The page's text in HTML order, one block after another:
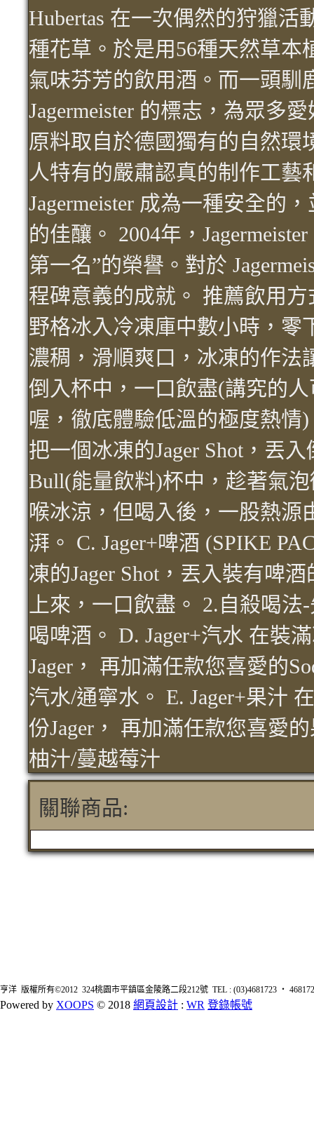
Hubertas 在一次偶然的狩獵
種花草。於是用56種天然草本
氣味芬芳的飲用酒。而一頭馴
Jagermeister 的標志，為眾多
原料取自於德國獨有的自然環
人特有的嚴肅認真的制作工藝
Jagermeister 成為一種安全的
的佳釀。 2004年，
第一名”的榮譽。對於
程碑意義的成就。 推薦飲用
野格冰入冷凍庫中數小時，
濃稠，滑順爽口，冰凍的作法
倒入杯中，一口飲盡(講究的
喔，徹底體驗低溫的極度熱情)
把一個冰凍的Jager Shot，丟
Bull(能量飲料)杯中，趁著氣
喉冰涼，但喝入後，一股熱源
湃。 C. Jager+啤酒 (SPIKE
凍的Jager Shot，丟入裝有啤
上來，一口飲盡。 2.自殺喝法
喝啤酒。 D. Jager+汽水 在裝
Jager， 再加滿任款您喜愛的
汽水/通寧水。 E. Jager+果汁
份Jager， 再加滿任款您喜愛
柚汁/蔓越莓汁
關聯商品:
亨洋 版權所有©2012 324桃園市平鎮區金陵路二段212號 TEL : (03)4681723 ‧
Powered by XOOPS © 2018 網頁設計 : WR 登錄帳號